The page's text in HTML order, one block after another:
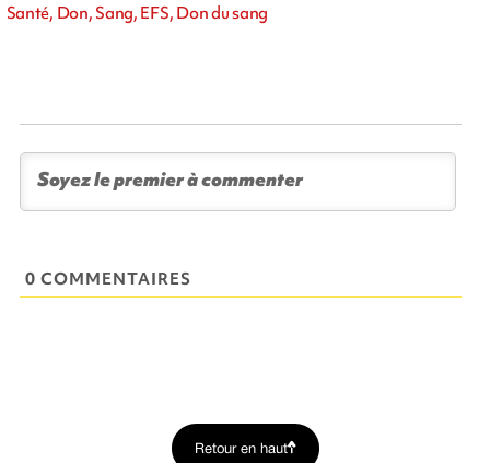
Santé, Don, Sang, EFS, Don du sang
0 COMMENTAIRES
Retour en haut